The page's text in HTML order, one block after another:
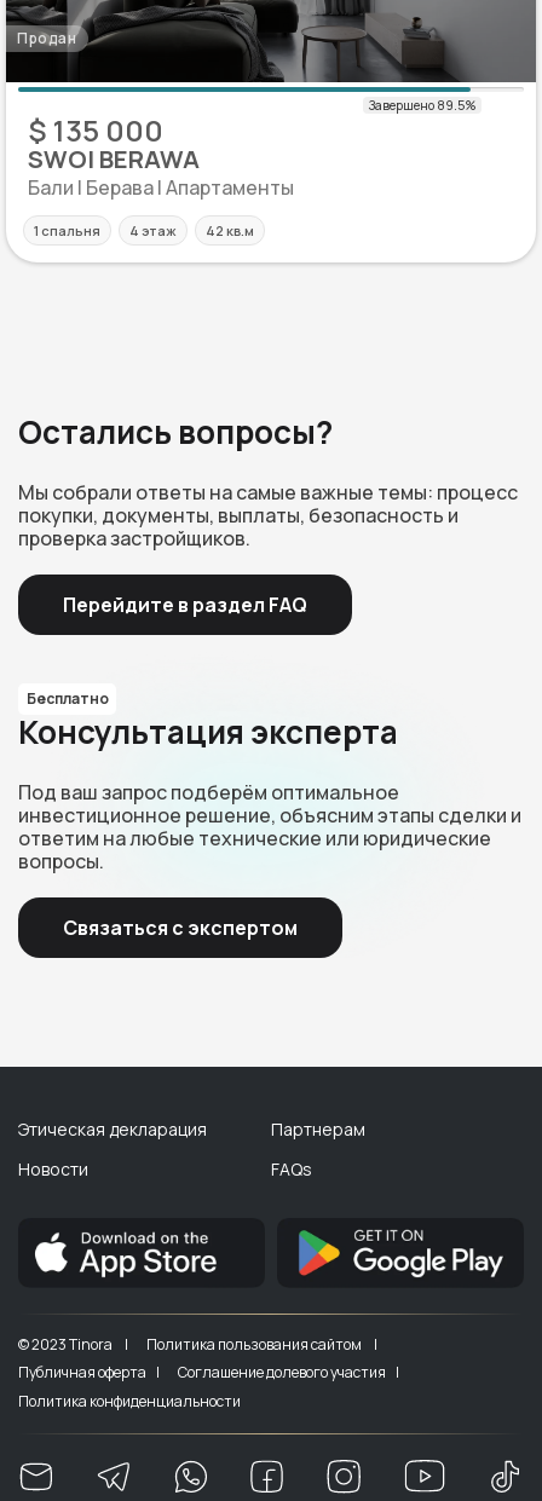
Продан
$ 135 000
SWOI BERAWA
Бали | Берава | Апартаменты
1 спальня 4 этаж 42 кв.м
Остались вопросы?
Мы собрали ответы на самые важные темы: процесс
покупки, документы, выплаты, безопасность и
проверка застройщиков.
Перейдите в раздел FAQ
Бесплатно
Консультация эксперта
Под ваш запрос подберём оптимальное
инвестиционное решение, объясним этапы сделки и
ответим на любые технические или юридические
вопросы.
Связаться с экспертом
Этическая декларация
Новости
Партнерам
FAQs
© 2023 Tinora |
Политика пользования сайтом |
Публичная оферта |
Соглашение долевого участия |
Политика конфиденциальности